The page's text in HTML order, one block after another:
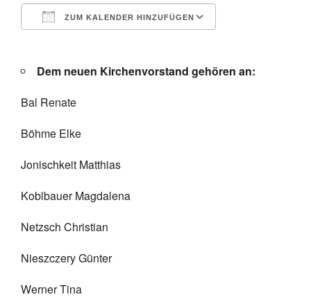
ZUM KALENDER HINZUFÜGEN
Dem neuen Kirchenvorstand gehören an:
Bal Renate
Böhme Elke
Jonischkeit Matthias
Koblbauer Magdalena
Netzsch Christian
Nieszczery Günter
Werner Tina